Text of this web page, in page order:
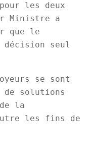
les deux
Ministre a
que le
décision seul
se sont
de solutions
la
les fins de